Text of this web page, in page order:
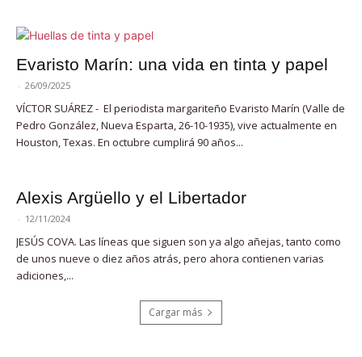
Evaristo Marín: una vida en tinta y papel
- 26/09/2025
VÍCTOR SUÁREZ - El periodista margariteño Evaristo Marín (Valle de
Pedro González, Nueva Esparta, 26-10-1935), vive actualmente en
Houston, Texas. En octubre cumplirá 90 años...
Alexis Argüello y el Libertador
- 12/11/2024
JESÚS COVA. Las líneas que siguen son ya algo añejas, tanto como
de unos nueve o diez años atrás, pero ahora contienen varias
adiciones,...
Cargar más